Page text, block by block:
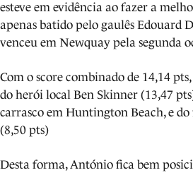
esteve em evidência ao fazer a
apenas batido pelo gaulês Edouard
venceu em Newquay pela segunda
Com o score combinado de 14,14
do herói local Ben Skinner (13,47
carrasco em Huntington Beach, e
(8,50 pts)
Desta forma, António fica bem